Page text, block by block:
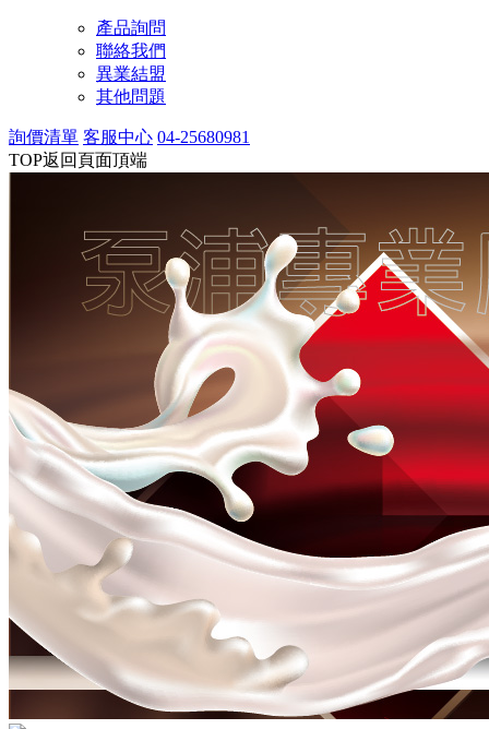
產品詢問
聯絡我們
異業結盟
其他問題
詢價清單 客服中心 04-25680981
TOP返回頁面頂端